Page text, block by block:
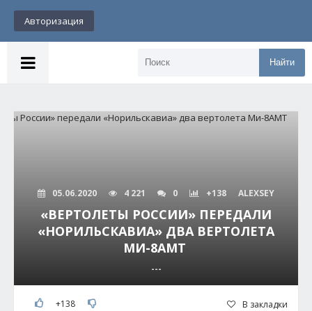
Авторизация
Найти
05.06.2020 4 221 0 +138 ALEXSEY
«ВЕРТОЛЕТЫ РОССИИ» ПЕРЕДАЛИ
«НОРИЛЬСКАВИА» ДВА ВЕРТОЛЕТА
МИ-8АМТ
---
+138 В закладки